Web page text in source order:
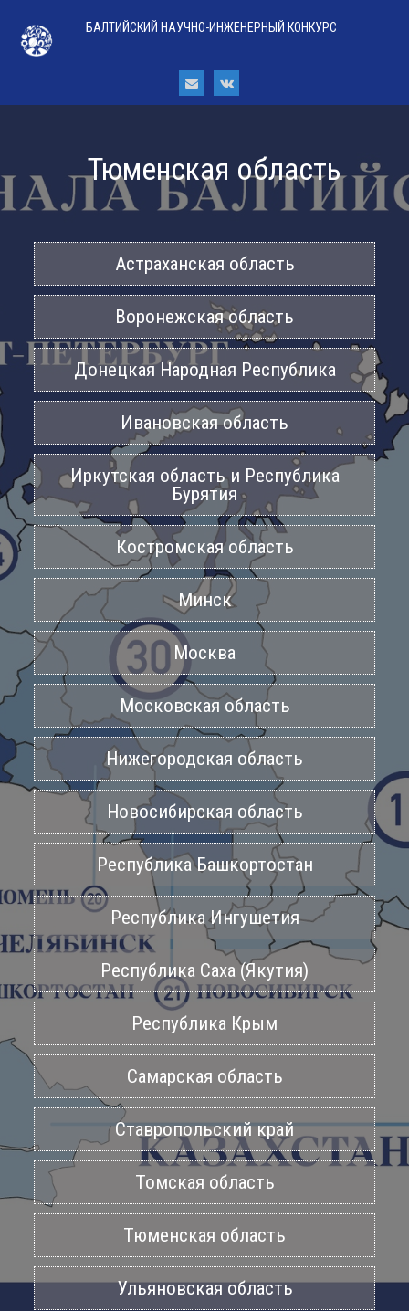
БАЛТИЙСКИЙ НАУЧНО-ИНЖЕНЕРНЫЙ КОНКУРС
Тюменская область
Астраханская область
Воронежская область
Донецкая Народная Республика
Ивановская область
Иркутская область и Республика
Бурятия
Костромская область
Минск
Москва
Московская область
Нижегородская область
Новосибирская область
Республика Башкортостан
Республика Ингушетия
Республика Саха (Якутия)
Республика Крым
Самарская область
Ставропольский край
Томская область
Тюменская область
Ульяновская область